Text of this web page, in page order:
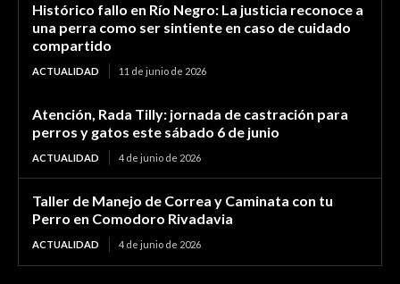
Histórico fallo en Río Negro: La justicia reconoce a
una perra como ser sintiente en caso de cuidado
compartido
ACTUALIDAD 11 de junio de 2026
Atención, Rada Tilly: jornada de castración para
perros y gatos este sábado 6 de junio
ACTUALIDAD 4 de junio de 2026
Taller de Manejo de Correa y Caminata con tu
Perro en Comodoro Rivadavia
ACTUALIDAD 4 de junio de 2026